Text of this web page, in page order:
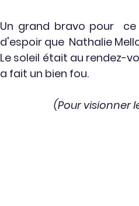
Un grand bravo pour
d'espoir que  Nathalie
Le soleil était au rendez-
a fait un bien fou.
(Pour visionner